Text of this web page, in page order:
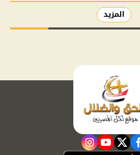
المزيد
facebook
twitter
youtube
instagram